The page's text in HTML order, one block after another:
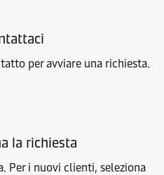
per avviare una richiesta.
la richiesta
Per i nuovi clienti, seleziona